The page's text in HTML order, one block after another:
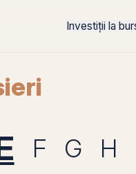
Investiții la
F G H